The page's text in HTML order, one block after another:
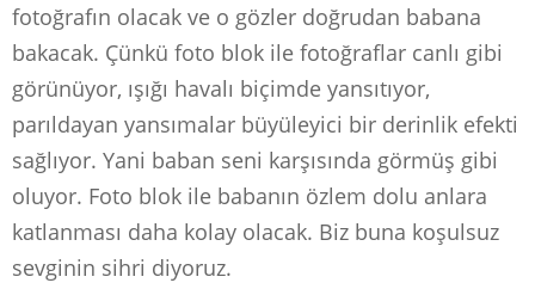
fotoğrafın olacak ve o gözler doğrudan babana
bakacak. Çünkü foto blok ile fotoğraflar canlı gibi
görünüyor, ışığı havalı biçimde yansıtıyor,
parıldayan yansımalar büyüleyici bir derinlik efekti
sağlıyor. Yani baban seni karşısında görmüş gibi
oluyor. Foto blok ile babanın özlem dolu anlara
katlanması daha kolay olacak. Biz buna koşulsuz
sevginin sihri diyoruz.